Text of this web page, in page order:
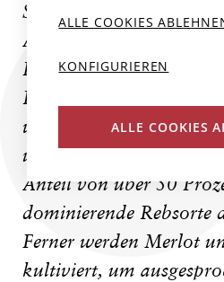
Schloss als auch der
Abfüllanlagen in neuem
In den vergangenen
Rebflächen unaufhörlich
weshalb das Weingut
umfasst. Cabernet
Anteil von über 50
dominierende Rebsorte
Ferner werden Merlot
kultiviert, um
ALLE COOKIES
KONFIGURIEREN
ALLE COOKIES